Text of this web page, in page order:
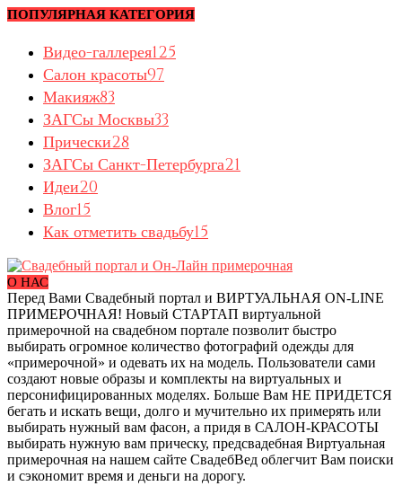
ПОПУЛЯРНАЯ КАТЕГОРИЯ
Видео-галлерея125
Салон красоты97
Макияж83
ЗАГСы Москвы33
Прически28
ЗАГСы Санкт-Петербурга21
Идеи20
Влог15
Как отметить свадьбу15
О НАС
Перед Вами Свадебный портал и ВИРТУАЛЬНАЯ ON-LINE
ПРИМЕРОЧНАЯ! Новый СТАРТАП виртуальной
примерочной на свадебном портале позволит быстро
выбирать огромное количество фотографий одежды для
«примерочной» и одевать их на модель. Пользователи сами
создают новые образы и комплекты на виртуальных и
персонифицированных моделях. Больше Вам НЕ ПРИДЕТСЯ
бегать и искать вещи, долго и мучительно их примерять или
выбирать нужный вам фасон, а придя в САЛОН-КРАСОТЫ
выбирать нужную вам прическу, предсвадебная Виртуальная
примерочная на нашем сайте СвадебВед облегчит Вам поиски
и сэкономит время и деньги на дорогу.